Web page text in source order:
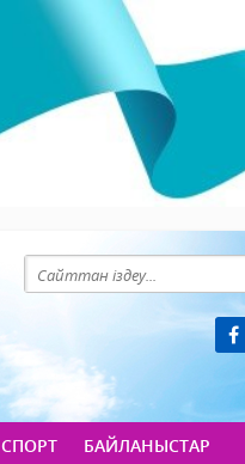
СПОРТ БАЙЛАНЫСТАР